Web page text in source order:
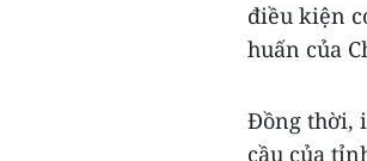
điều kiện
huấn của
Đồng thời,
cầu của